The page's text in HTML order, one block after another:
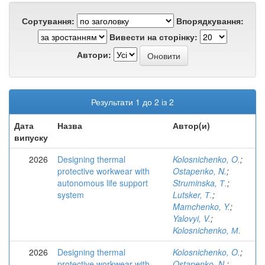
Сортування:
Впорядкування:
Вивести на сторінку:
Автори:
Результати 1 до 2 із 2
Дата
випуску
Назва Автор(и)
2026
Designing thermal
protective workwear with
autonomous life support
system
Kolosnichenko, O.;
Ostapenko, N.;
Struminska, Т.;
Lutsker, Т.;
Mamchenko, Y.;
Yalovyi, V.;
Kolosnichenko, М.
2026
Designing thermal
Kolosnichenko, O.;